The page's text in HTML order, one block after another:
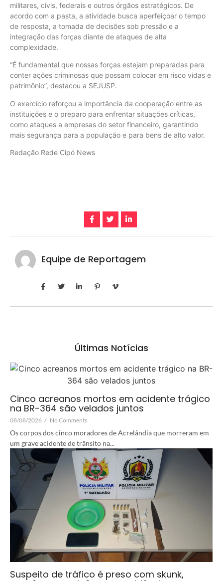
militares, civis, federais e outros órgãos estratégicos. De
acordo com a pasta, a atividade busca aperfeiçoar o tempo
de resposta, a tomada de decisões sob pressão e a
integração das forças diante de ataques de alta
complexidade.
“É fundamental que nossas forças estejam preparadas para
conter ações criminosas que possam colocar em risco vidas e
patrimônio”, destacou a SEJUSP.
O exercício reforçou a importância da cooperação entre as
instituições e o preparo para enfrentar situações críticas,
como ataques a empresas do setor financeiro, garantindo
mais segurança para a população e para bens de alto valor.
Redação Rede Cipó News
Equipe de Reportagem
Últimas Notícias
Cinco acreanos mortos em acidente trágico
na BR-364 são velados juntos
08/08/2026 / No Comments
Os corpos dos cinco moradores de Acrelândia que morreram em
um grave acidente de trânsito na...
Suspeito de tráfico é preso com skunk,